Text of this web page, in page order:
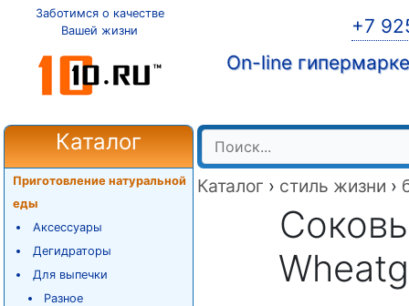
Заботимся о качестве
Вашей жизни
+7
On-line
Каталог
Приготовление натуральной
еды
Аксессуары
Дегидраторы
Для выпечки
Разное
Каталог › стиль жизни ›